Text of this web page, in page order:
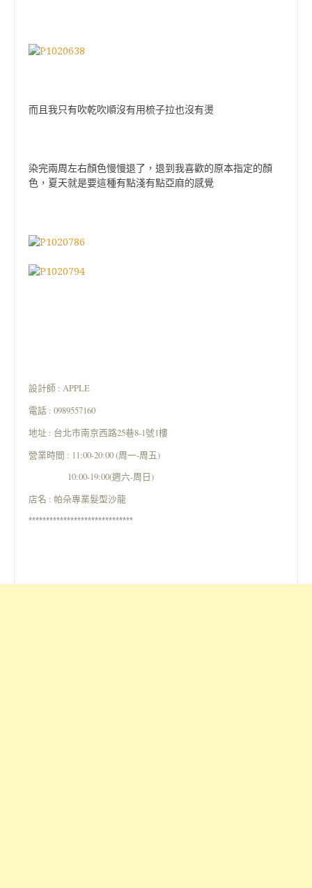
而且我只有吹乾吹順沒有用梳子拉也沒有燙
染完兩周左右顏色慢慢退了，退到我喜歡的原本指定的顏
色，夏天就是要這種有點淺有點亞麻的感覺
設計師 : APPLE
電話 : 0989557160
地址 : 台北市南京西路25巷8-1號1樓
營業時間 : 11:00-20:00 (周一-周五)
10:00-19:00(週六-周日)
店名 : 帕朵專業髮型沙龍
******************************